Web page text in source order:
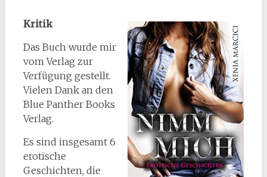
Kritik
Das Buch wurde mir
vom Verlag zur
Verfügung gestellt.
Vielen Dank an den
Blue Panther Books
Verlag.
Es sind insgesamt 6
erotische
Geschichten, die